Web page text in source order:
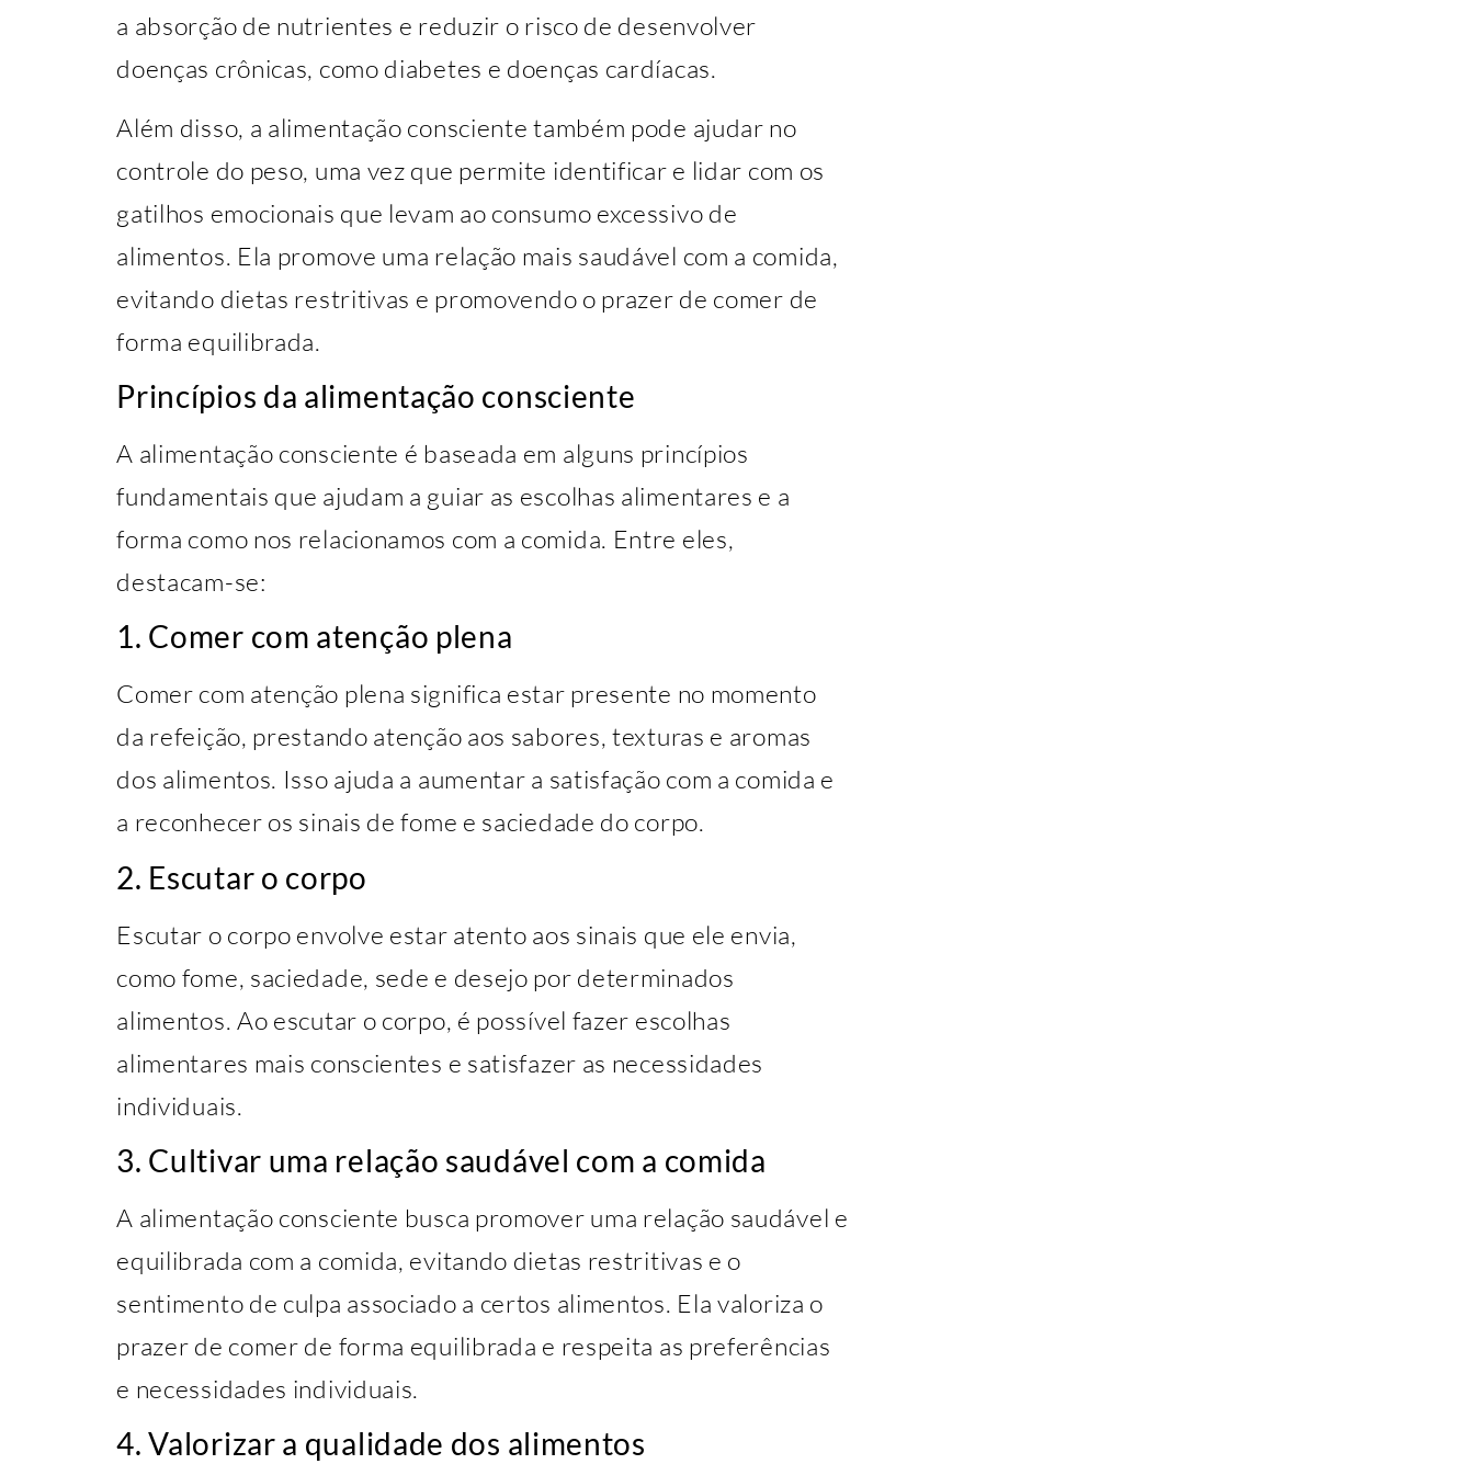
a absorção de nutrientes e reduzir o risco de desenvolver
doenças crônicas, como diabetes e doenças cardíacas.
Além disso, a alimentação consciente também pode ajudar no
controle do peso, uma vez que permite identificar e lidar com os
gatilhos emocionais que levam ao consumo excessivo de
alimentos. Ela promove uma relação mais saudável com a comida,
evitando dietas restritivas e promovendo o prazer de comer de
forma equilibrada.
Princípios da alimentação consciente
A alimentação consciente é baseada em alguns princípios
fundamentais que ajudam a guiar as escolhas alimentares e a
forma como nos relacionamos com a comida. Entre eles,
destacam-se:
1. Comer com atenção plena
Comer com atenção plena significa estar presente no momento
da refeição, prestando atenção aos sabores, texturas e aromas
dos alimentos. Isso ajuda a aumentar a satisfação com a comida e
a reconhecer os sinais de fome e saciedade do corpo.
2. Escutar o corpo
Escutar o corpo envolve estar atento aos sinais que ele envia,
como fome, saciedade, sede e desejo por determinados
alimentos. Ao escutar o corpo, é possível fazer escolhas
alimentares mais conscientes e satisfazer as necessidades
individuais.
3. Cultivar uma relação saudável com a comida
A alimentação consciente busca promover uma relação saudável e
equilibrada com a comida, evitando dietas restritivas e o
sentimento de culpa associado a certos alimentos. Ela valoriza o
prazer de comer de forma equilibrada e respeita as preferências
e necessidades individuais.
4. Valorizar a qualidade dos alimentos